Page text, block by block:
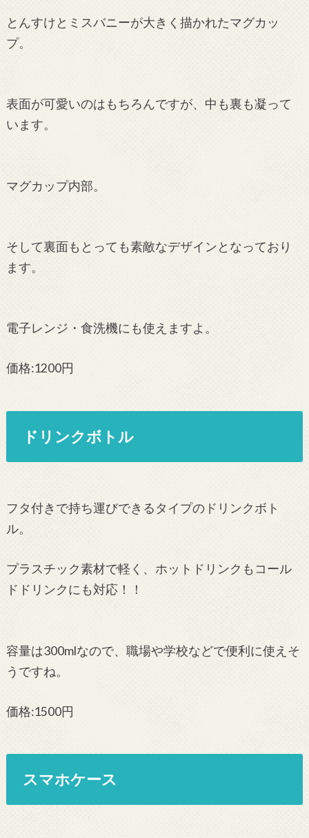
とんすけとミスバニーが大きく描かれたマグカッ
プ。
表面が可愛いのはもちろんですが、中も裏も凝って
います。
マグカップ内部。
そして裏面もとっても素敵なデザインとなっており
ます。
電子レンジ・食洗機にも使えますよ。
価格:1200円
ドリンクボトル
フタ付きで持ち運びできるタイプのドリンクボト
ル。
プラスチック素材で軽く、ホットドリンクもコール
ドドリンクにも対応！！
容量は300mlなので、職場や学校などで便利に使えそ
うですね。
価格:1500円
スマホケース